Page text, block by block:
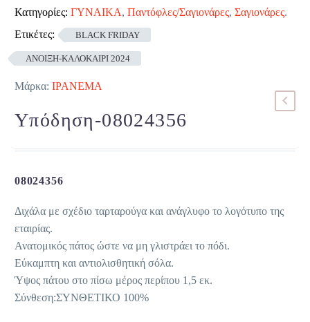
Κατηγορίες: ΓΥΝΑΙΚΑ, Παντόφλες/Σαγιονάρες, Σαγιονάρες.
Ετικέτες:
BLACK FRIDAY
ΑΝΟΙΞΗ-ΚΑΛΟΚΑΙΡΙ 2024
Μάρκα: IPANEMA
Υπόδηση-08024356
08024356
Διχάλα με σχέδιο ταρταρούγα και ανάγλυφο το λογότυπο της
εταιρίας.
Ανατομικός πάτος ώστε να μη γλιστράει το πόδι.
Εύκαμπτη και αντιολισθητική σόλα.
Ύψος πάτου στο πίσω μέρος περίπου 1,5 εκ.
Σύνθεση:ΣΥΝΘΕΤΙΚΟ 100%